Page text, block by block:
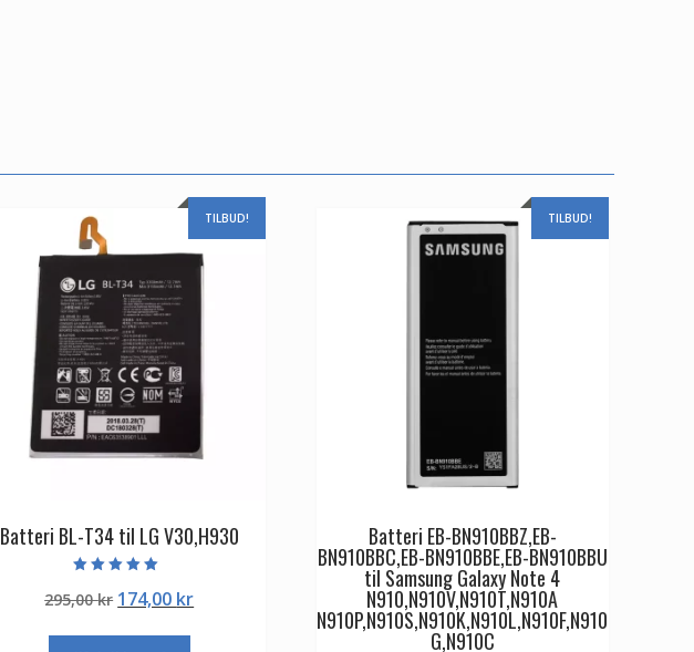
TILBUD!
Batteri BL-T34 til LG V30,H930
5.00
ud af 5
295,00kr Den
pris
174,00 krDen
TILBUD!
Batteri EB-BN910BBZ,EB-
BN910BBC,EB-BN910BBE,EB-BN910BBU
til Samsung Galaxy Note 4
N910,N910V,N910T,N910A
N910P,N910S,N910K,N910L,N910F,N910
G,N910C